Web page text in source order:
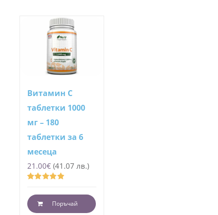
Витамин С
таблетки 1000
мг – 180
таблетки за 6
месеца
4.93от 5
21.00€ (41.07 лв.)
Поръчай